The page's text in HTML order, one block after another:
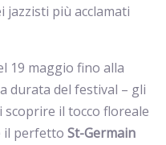
jazzisti più acclamati
19 maggio fino alla
durata del festival – gli
il tocco floreale
il perfetto St-Germain